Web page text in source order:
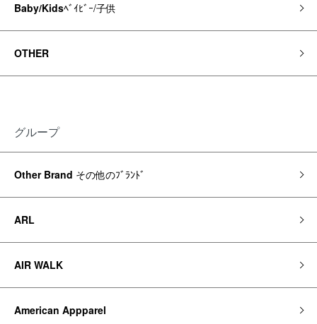
Baby/Kidsﾍﾞｲﾋﾞｰ/子供
OTHER
グループ
Other Brand その他のﾌﾞﾗﾝﾄﾞ
ARL
AIR WALK
American Appparel